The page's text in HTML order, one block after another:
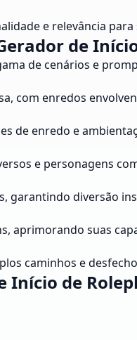
e relevância para
de
de cenários e
com enredos
de enredo e
e personagens
garantindo diversão
aprimorando suas
caminhos e
Início de